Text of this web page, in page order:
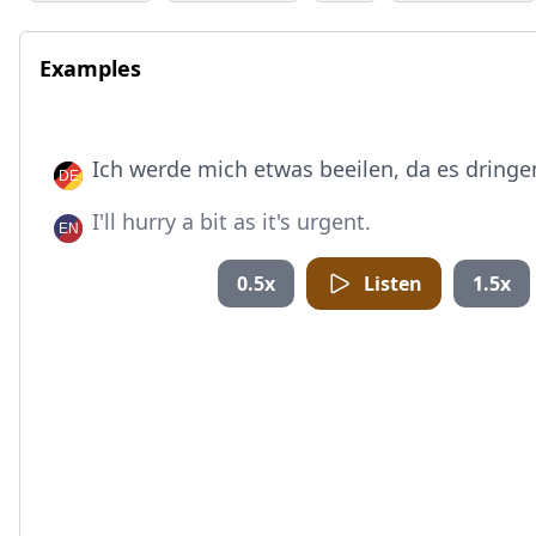
Examples
Ich werde mich etwas beeilen, da es
I'll hurry a bit as it's urgent.
0.5x Listen 1.5x